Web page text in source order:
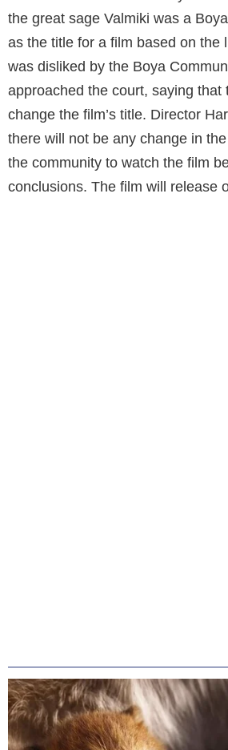
the great sage Valmiki was a
as the title for a film based on the
was disliked by the Boya
approached the court, saying that
change the film’s title. Director
there will not be any change in
the community to watch the film
conclusions. The film will release